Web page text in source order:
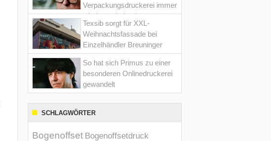
Verpackungsdruckerei immer
wieder optimiert hat
Texsib sorgt für XXL-
Weihnachtsfassade bei
Einzelhändler Breuninger
So hat sich Primus zu einer
besonderen Onlinedruckerei
gewandelt
SCHLAGWÖRTER
Bogenoffset Bogenoffsetdruck